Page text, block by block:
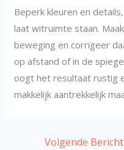
Beperk kleuren en
laat witruimte staan.
beweging en corrigeer
op afstand of in de
oogt het resultaat rustig
makkelijk aantrekkelijk
Volgende Bericht